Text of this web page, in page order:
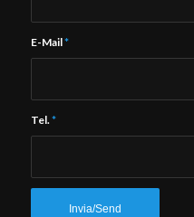
E-Mail*
Tel.*